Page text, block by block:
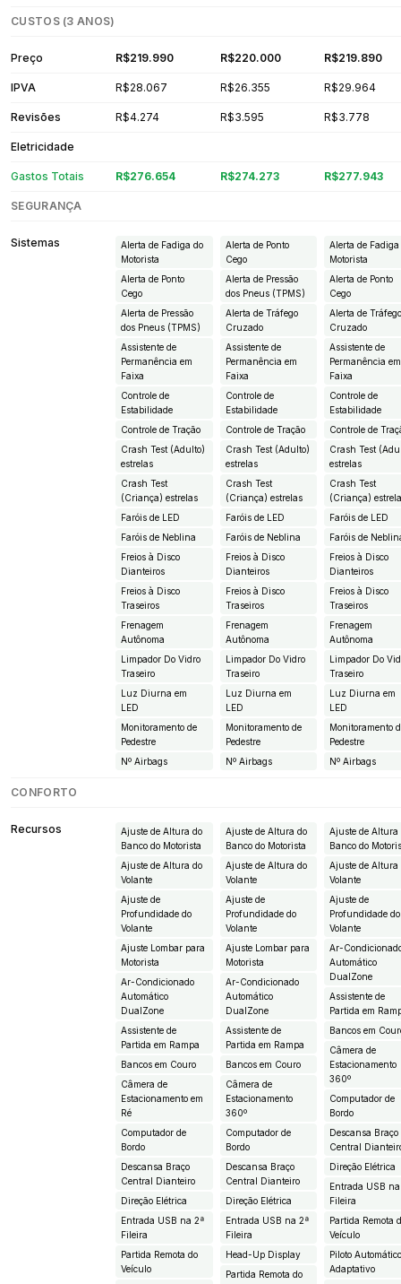
CUSTOS (3 ANOS)
Preço R$219.990 R$220.000 R$219.890
IPVA R$28.067 R$26.355 R$29.964
Revisões R$4.274 R$3.595 R$3.778
Eletricidade
Gastos Totais R$276.654 R$274.273 R$277.943
SEGURANÇA
Sistemas
Alerta de Fadiga do
Motorista
Alerta de Ponto
Cego
Alerta de Pressão
dos Pneus (TPMS)
Assistente de
Permanência em
Faixa
Controle de
Estabilidade
Controle de Tração
Crash Test (Adulto)
estrelas
Crash Test
(Criança) estrelas
Faróis de LED
Faróis de Neblina
Freios à Disco
Dianteiros
Freios à Disco
Traseiros
Frenagem
Autônoma
Limpador Do Vidro
Traseiro
Luz Diurna em
LED
Monitoramento de
Pedestre
Nº Airbags
Alerta de Ponto
Cego
Alerta de Pressão
dos Pneus (TPMS)
Alerta de Tráfego
Cruzado
Assistente de
Permanência em
Faixa
Controle de
Estabilidade
Controle de Tração
Crash Test (Adulto)
estrelas
Crash Test
(Criança) estrelas
Faróis de LED
Faróis de Neblina
Freios à Disco
Dianteiros
Freios à Disco
Traseiros
Frenagem
Autônoma
Limpador Do Vidro
Traseiro
Luz Diurna em
LED
Monitoramento de
Pedestre
Nº Airbags
Alerta de Fadiga
Motorista
Alerta de Ponto
Cego
Alerta de
Cruzado
Assistente de
Permanência em
Faixa
Controle de
Estabilidade
Controle de
Crash Test
estrelas
Crash Test
(Criança)
Faróis de LED
Faróis de
Freios à Disco
Dianteiros
Freios à Disco
Traseiros
Frenagem
Autônoma
Limpador Do
Traseiro
Luz Diurna em
LED
Monitoramento
Pedestre
Nº Airbags
CONFORTO
Recursos
Ajuste de Altura do
Banco do Motorista
Ajuste de Altura do
Volante
Ajuste de
Profundidade do
Volante
Ajuste Lombar para
Motorista
Ar-Condicionado
Automático
DualZone
Assistente de
Partida em Rampa
Bancos em Couro
Câmera de
Estacionamento em
Ré
Computador de
Bordo
Descansa Braço
Central Dianteiro
Direção Elétrica
Entrada USB na 2ª
Fileira
Partida Remota do
Veículo
Ajuste de Altura do
Banco do Motorista
Ajuste de Altura do
Volante
Ajuste de
Profundidade do
Volante
Ajuste Lombar para
Motorista
Ar-Condicionado
Automático
DualZone
Assistente de
Partida em Rampa
Bancos em Couro
Câmera de
Estacionamento
360º
Computador de
Bordo
Descansa Braço
Central Dianteiro
Direção Elétrica
Entrada USB na 2ª
Fileira
Head-Up Display
Partida Remota do
Ajuste de Altura
Banco do
Ajuste de Altura
Volante
Ajuste de
Profundidade do
Volante
Ar-
Automático
DualZone
Assistente de
Partida em
Bancos em
Câmera de
Estacionamento
360º
Computador de
Bordo
Descansa Braço
Central
Direção Elétrica
Entrada USB
Fileira
Partida Remota
Veículo
Piloto
Adaptativo